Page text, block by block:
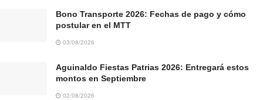
Bono Transporte 2026: Fechas de pago y cómo
postular en el MTT
03/08/2026
Aguinaldo Fiestas Patrias 2026: Entregará estos
montos en Septiembre
02/08/2026